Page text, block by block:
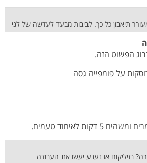
תיאבון כל כך. לביבות מבעד לעדשה של לני
הפשוט הזה.
לאיחוד טעמים.
בזיליקום או נענע יעשו את העבודה